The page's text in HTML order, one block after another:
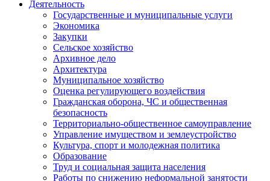
Деятельность
Государственные и муниципальные услуги
Экономика
Закупки
Сельское хозяйство
Архивное дело
Архитектура
Муниципальное хозяйство
Оценка регулирующего воздействия
Гражданская оборона, ЧС и общественная
безопасность
Территориально-общественное самоуправление
Управление имуществом и землеустройство
Культура, спорт и молодежная политика
Образование
Труд и социальная защита населения
Работы по снижению неформальной занятости